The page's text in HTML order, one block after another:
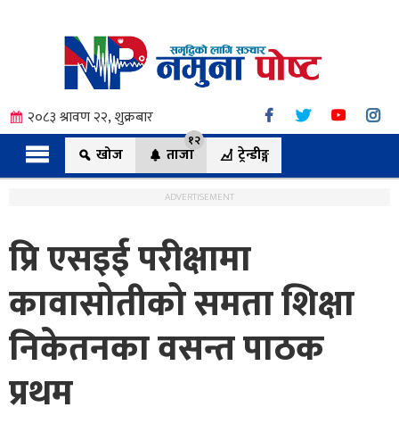
२०८३ श्रावण २२, शुक्रबार
खोज
ताजा
१२
ट्रेन्डीङ्ग
ADVERTISEMENT
प्रि एसइई परीक्षामा
कावासोतीको समता शिक्षा
निकेतनका वसन्त पाठक
प्रथम